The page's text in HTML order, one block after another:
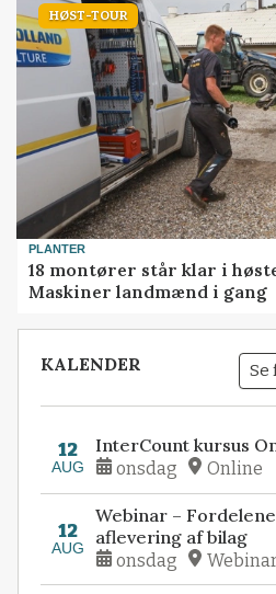
HØST-TOUR
PLANTER
18 montører står klar i
Maskiner landmænd i gang
KALENDER Se
12
AUG
InterCount kursus
onsdag Online
12
AUG
Webinar –
aflevering af bilag
onsdag